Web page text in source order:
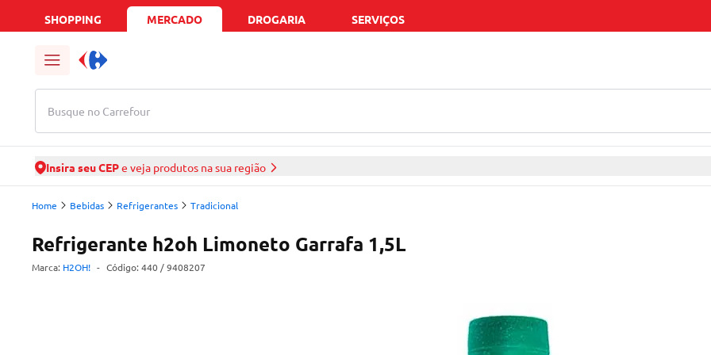
SHOPPING MERCADO DROGARIA SERVIÇOS
Busque no Carrefour
Insira seu CEPe veja produtos na sua região
Home Bebidas Refrigerantes Tradicional
Refrigerante h2oh Limoneto Garrafa 1,5L
Marca: H2OH! - Código: 440 / 9408207